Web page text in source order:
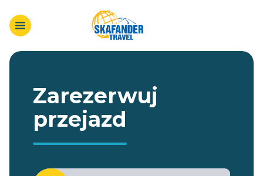
Zarezerwuj
przejazd